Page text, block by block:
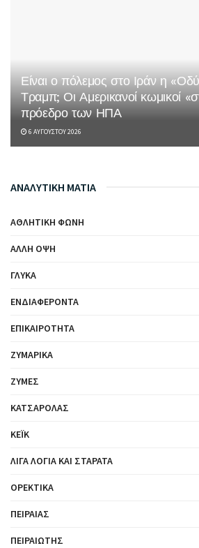
Είναι ο πόλεμος στο Ιράν η
Τραμπ; Οι Αμερικανοί κωμικοί
πρόεδρο των ΗΠΑ
6 ΑΥΓΟΎΣΤΟΥ 2026
ΑΝΑΛΥΤΙΚΗ ΜΑΤΙΑ
ΑΘΛΗΤΙΚΉ ΦΩΝΉ
ΆΛΛΗ ΌΨΗ
ΓΛΥΚΆ
ΕΝΔΙΑΦΈΡΟΝΤΑ
ΕΠΙΚΑΙΡΌΤΗΤΑ
ΖΥΜΑΡΙΚΆ
ΖΎΜΕΣ
ΚΑΤΣΑΡΌΛΑΣ
ΚΈΙΚ
ΛΊΓΑ ΛΌΓΙΑ ΚΑΙ ΣΤΑΡΆΤΑ
ΟΡΕΚΤΙΚΆ
ΠΕΙΡΑΙΆΣ
ΠΕΙΡΑΙΏΤΗΣ